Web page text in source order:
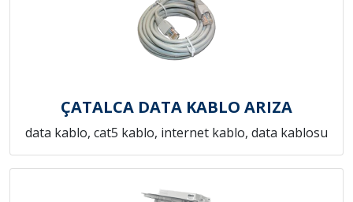
ÇATALCA DATA KABLO ARIZA
data kablo, cat5 kablo, internet kablo, data kablosu